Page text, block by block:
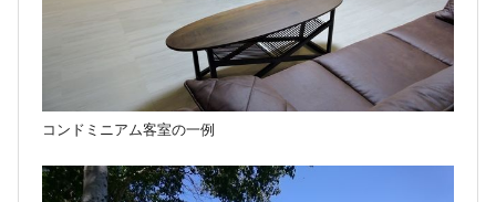
コンドミニアム客室の一例